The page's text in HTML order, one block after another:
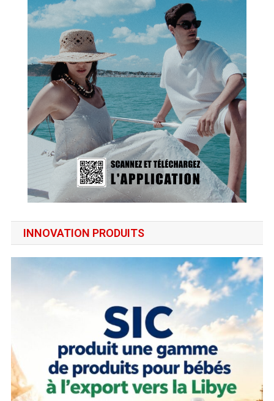
INNOVATION PRODUITS